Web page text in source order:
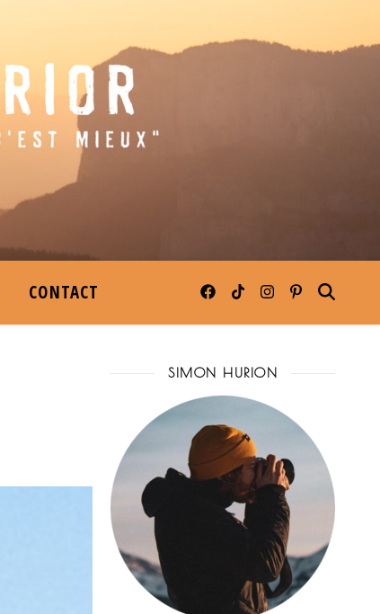
CONTACT
SIMON HURION